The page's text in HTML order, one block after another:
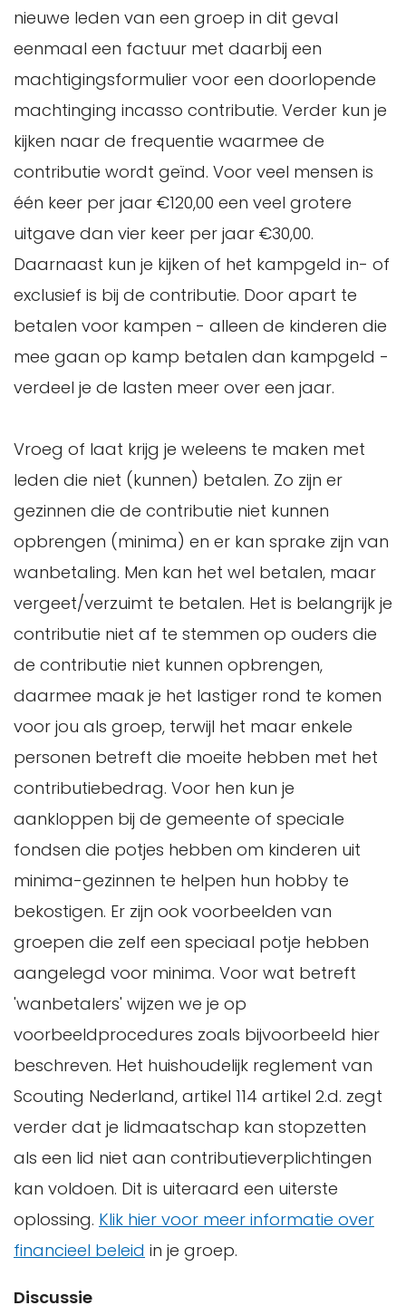
nieuwe leden van een groep in dit geval
eenmaal een factuur met daarbij een
machtigingsformulier voor een doorlopende
machtinging incasso contributie. Verder kun je
kijken naar de frequentie waarmee de
contributie wordt geïnd. Voor veel mensen is
één keer per jaar €120,00 een veel grotere
uitgave dan vier keer per jaar €30,00.
Daarnaast kun je kijken of het kampgeld in- of
exclusief is bij de contributie. Door apart te
betalen voor kampen - alleen de kinderen die
mee gaan op kamp betalen dan kampgeld -
verdeel je de lasten meer over een jaar.
Vroeg of laat krijg je weleens te maken met
leden die niet (kunnen) betalen. Zo zijn er
gezinnen die de contributie niet kunnen
opbrengen (minima) en er kan sprake zijn van
wanbetaling. Men kan het wel betalen, maar
vergeet/verzuimt te betalen. Het is belangrijk je
contributie niet af te stemmen op ouders die
de contributie niet kunnen opbrengen,
daarmee maak je het lastiger rond te komen
voor jou als groep, terwijl het maar enkele
personen betreft die moeite hebben met het
contributiebedrag. Voor hen kun je
aankloppen bij de gemeente of speciale
fondsen die potjes hebben om kinderen uit
minima-gezinnen te helpen hun hobby te
bekostigen. Er zijn ook voorbeelden van
groepen die zelf een speciaal potje hebben
aangelegd voor minima. Voor wat betreft
'wanbetalers' wijzen we je op
voorbeeldprocedures zoals bijvoorbeeld hier
beschreven. Het huishoudelijk reglement van
Scouting Nederland, artikel 114 artikel 2.d. zegt
verder dat je lidmaatschap kan stopzetten
als een lid niet aan contributieverplichtingen
kan voldoen. Dit is uiteraard een uiterste
oplossing. Klik hier voor meer informatie over
financieel beleid in je groep.
Discussie